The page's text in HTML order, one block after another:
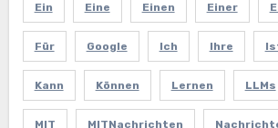
Ein Eine Einen Einer
Für Google Ich Ihre
Kann Können Lernen LLMs
MIT MITNachrichten